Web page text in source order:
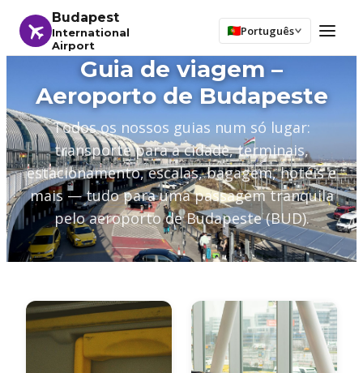
Budapest
International
Airport
Português
Guia de viagem –
Aeroporto de Budapeste
Todos os nossos guias num só lugar:
transporte para a cidade, terminais,
estacionamento, escalas, bagagem, hotéis e
mais — tudo para uma passagem tranquila
pelo aeroporto de Budapeste (BUD).